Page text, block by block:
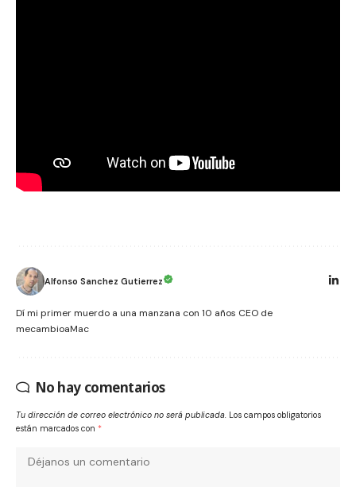
Alfonso Sanchez Gutierrez
Dí mi primer muerdo a una manzana con 10 años CEO de
mecambioaMac
No hay comentarios
Tu dirección de correo electrónico no será publicada. Los campos obligatorios
están marcados con *